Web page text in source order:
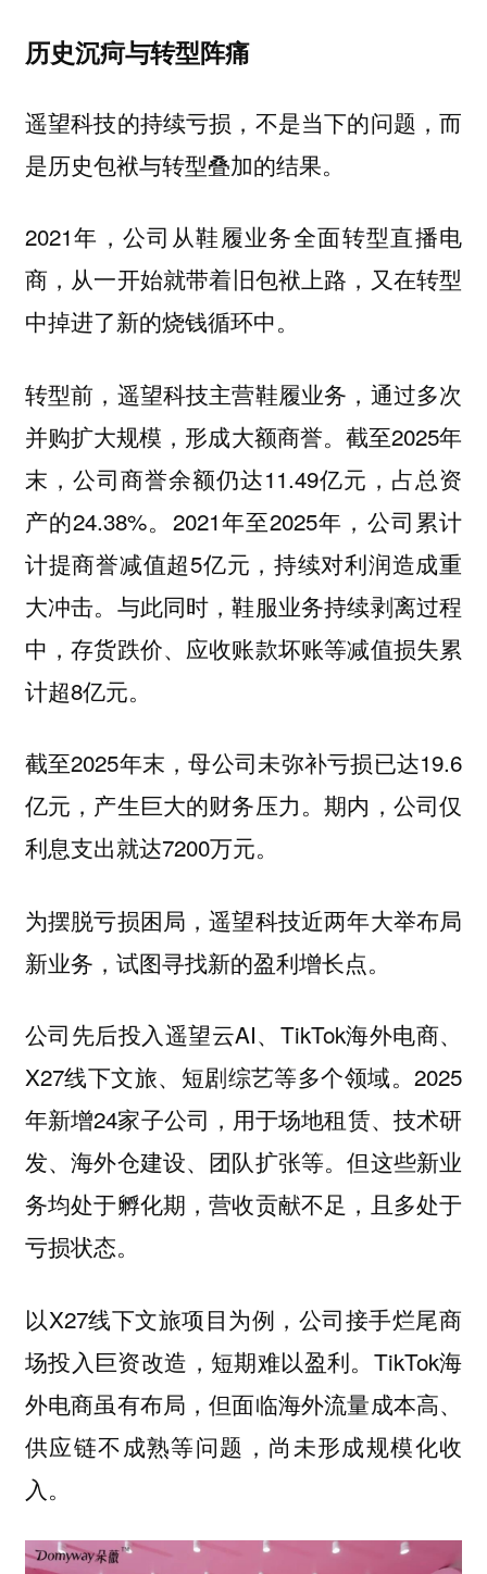
历史沉疴与转型阵痛
遥望科技的持续亏损，不是当下的问题，而
是历史包袱与转型叠加的结果。
2021年，公司从鞋履业务全面转型直播电
商， 从一开始就带着旧包袱上路，又在转型
中掉进了新的烧钱循环中。
转型前，遥望科技主营鞋履业务，通过多次
并购扩大规模，形成大额商誉。截至2025年
末，公司商誉余额仍达11.49亿元，占总资
产的24.38%。2021年至2025年，公司累计
计提商誉减值超5亿元，持续对利润造成重
大冲击。与此同时，鞋服业务持续剥离过程
中，存货跌价、应收账款坏账等减值损失累
计超8亿元。
截至2025年末，母公司未弥补亏损已达19.6
亿元，产生巨大的财务压力。期内，公司仅
利息支出就达7200万元。
为摆脱亏损困局，遥望科技近两年大举布局
新业务，试图寻找新的盈利增长点。
公司先后投入遥望云AI、TikTok海外电商、
X27线下文旅、短剧综艺等多个领域。2025
年新增24家子公司，用于场地租赁、技术研
发、海外仓建设、团队扩张等。但这些新业
务均处于孵化期，营收贡献不足，且多处于
亏损状态。
以X27线下文旅项目为例，公司接手烂尾商
场投入巨资改造，短期难以盈利。TikTok海
外电商虽有布局，但面临海外流量成本高、
供应链不成熟等问题，尚未形成规模化收
入。